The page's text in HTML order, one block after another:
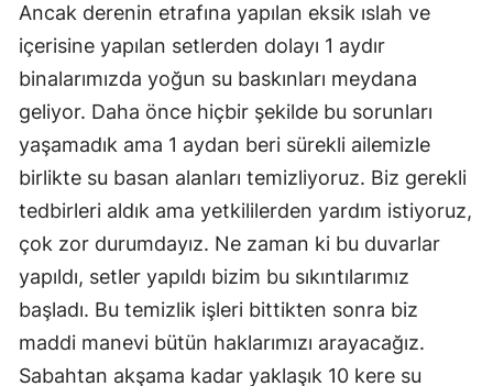
Aksaray
Bayburt
Karaman
Kırıkkale
Batman
Şırnak
Ardahan
Ancak derenin etrafına yapılan eksik ıslah ve
içerisine yapılan setlerden dolayı 1 aydır
binalarımızda yoğun su baskınları meydana
geliyor. Daha önce hiçbir şekilde bu sorunları
yaşamadık ama 1 aydan beri sürekli ailemizle
birlikte su basan alanları temizliyoruz. Biz gerekli
tedbirleri aldık ama yetkililerden yardım istiyoruz,
çok zor durumdayız. Ne zaman ki bu duvarlar
yapıldı, setler yapıldı bizim bu sıkıntılarımız
başladı. Bu temizlik işleri bittikten sonra biz
maddi manevi bütün haklarımızı arayacağız.
Sabahtan akşama kadar yaklaşık 10 kere su